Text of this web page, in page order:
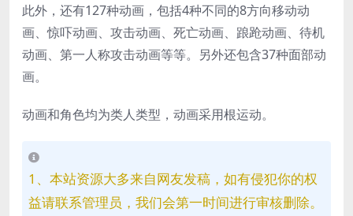
此外，还有127种动画，包括4种不同的8方向移动动
画、惊吓动画、攻击动画、死亡动画、踉跄动画、待机
动画、第一人称攻击动画等等。另外还包含37种面部动
画。
动画和角色均为类人类型，动画采用根运动。
1、本站资源大多来自网友发稿，如有侵犯你的权
益请联系管理员，我们会第一时间进行审核删除。